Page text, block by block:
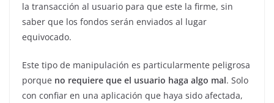
la transacción al usuario para que este la firme, sin
saber que los fondos serán enviados al lugar
equivocado.
Este tipo de manipulación es particularmente peligrosa
porque no requiere que el usuario haga algo mal. Solo
con confiar en una aplicación que haya sido afectada,